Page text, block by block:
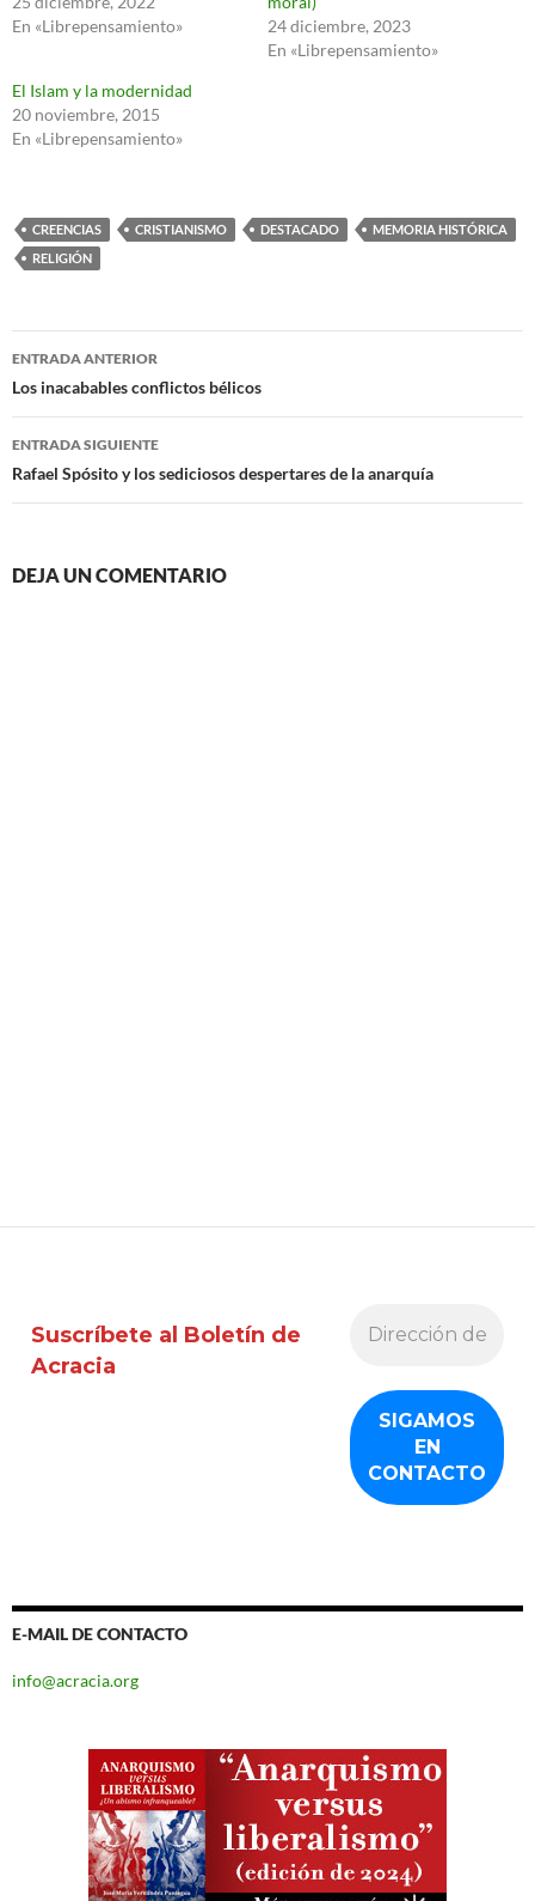
En «Librepensamiento»
24 diciembre, 2023
En «Librepensamiento»
El Islam y la modernidad
20 noviembre, 2015
En «Librepensamiento»
CREENCIAS CRISTIANISMO DESTACADO
MEMORIA HISTÓRICA
RELIGIÓN
Navegación
de
entradas
ENTRADA ANTERIOR
Los inacabables conflictos bélicos
ENTRADA SIGUIENTE
Rafael Spósito y los sediciosos despertares de la anarquía
DEJA UN COMENTARIO
Suscríbete al Boletín de
Acracia
E-MAIL DE CONTACTO
info@acracia.org